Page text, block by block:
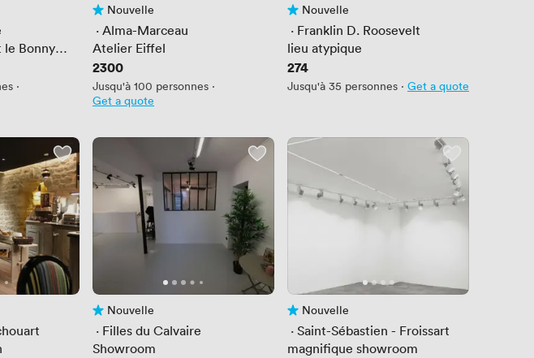
le Bonny
·
Pas encore d'avis
Nouvelle
· Alma-Marceau
Atelier Eiffel
Prix
2300
Jusqu'à 100 personnes ·
Get a quote
Pas encore d'avis
Nouvelle
· Franklin D. Roosevelt
lieu atypique
Prix
274
Jusqu'à 35 personnes · Get a quote
Pas encore d'avis
Nouvelle
· Filles du Calvaire
Showroom
Pas encore d'avis
Nouvelle
· Saint-Sébastien - Froissart
magnifique showroom